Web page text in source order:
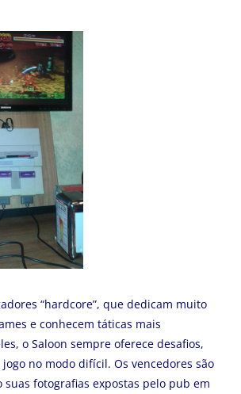
“hardcore”, que dedicam muito
e conhecem táticas mais
o Saloon sempre oferece desafios,
no modo difícil. Os vencedores são
suas fotografias expostas pelo pub em